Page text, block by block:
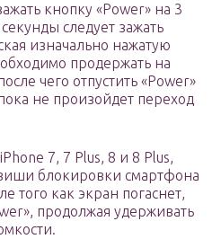
кнопку «Power» на 3
следует зажать
изначально нажатую
продержать на
чего отпустить «Power»
не произойдет переход
7, 7 Plus, 8 и 8 Plus,
блокировки смартфона
того как экран погаснет,
продолжая удерживать